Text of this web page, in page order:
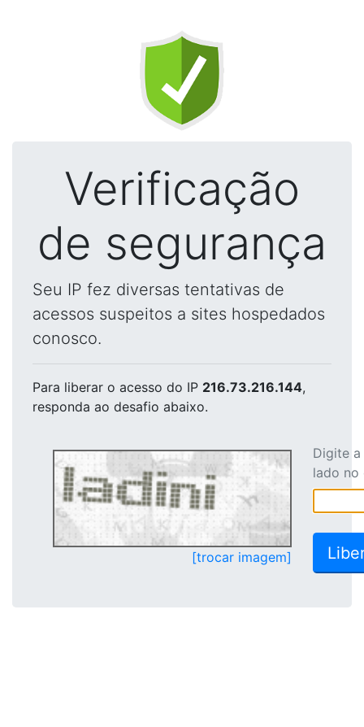
Verificação
de segurança
Seu IP fez diversas tentativas de
acessos suspeitos a sites hospedados
conosco.
Para liberar o acesso do IP 216.73.216.144,
responda ao desafio abaixo.
[trocar imagem]
Digite
lado no